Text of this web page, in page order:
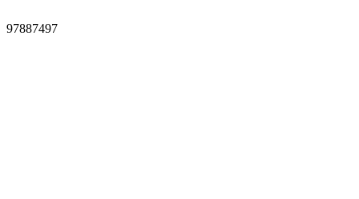
97887497